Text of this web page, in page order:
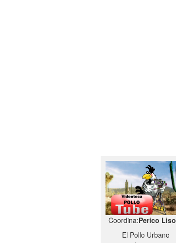
Coordina:Perico Liso
El Pollo Urbano